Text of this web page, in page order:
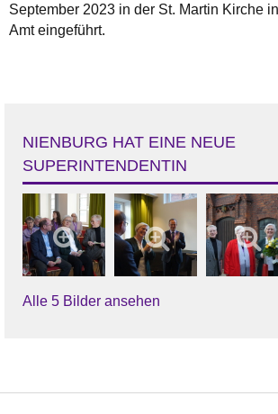
September 2023 in der St. Martin Kirche
Amt eingeführt.
NIENBURG HAT EINE NEUE
SUPERINTENDENTIN
Alle 5 Bilder ansehen